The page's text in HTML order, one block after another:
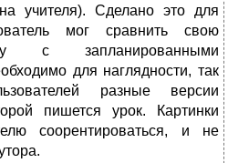
учителя). Сделано это для
мог сравнить свою
с запланированными
для наглядности, так
разные версии
пишется урок. Картинки
соорентироваться, и не